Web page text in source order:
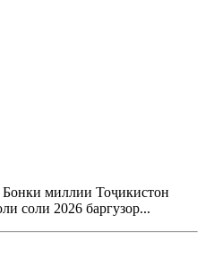
Бонки миллии Тоҷикистон
соли 2026 баргузор...